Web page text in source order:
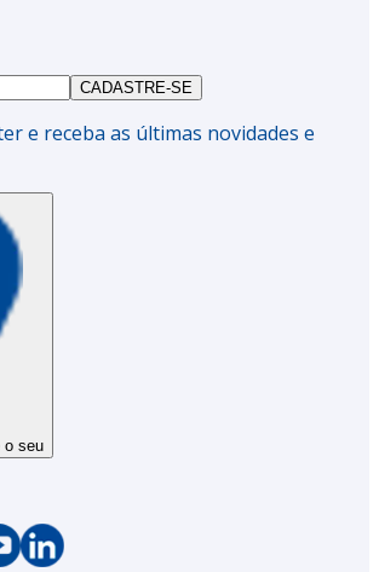
CADASTRE-SE
e receba as últimas novidades e
o seu